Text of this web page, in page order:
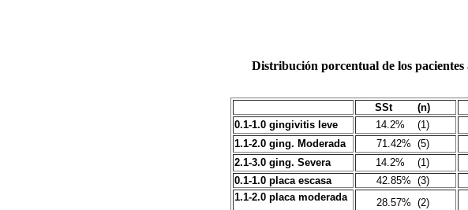
Distribución porcentual de los
SSt (n)
0.1-1.0 gingivitis leve 14.2% (1)
1.1-2.0 ging. Moderada 71.42% (5)
2.1-3.0 ging. Severa 14.2% (1)
0.1-1.0 placa escasa 42.85% (3)
1.1-2.0 placa moderada 28.57% (2)